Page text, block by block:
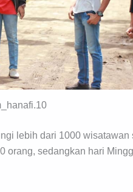
lebih dari 1000 wisatawan
orang, sedangkan hari